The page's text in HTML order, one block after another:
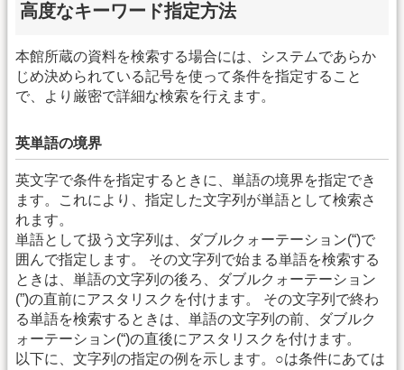
高度なキーワード指定方法
本館所蔵の資料を検索する場合には、システムであらか
じめ決められている記号を使って条件を指定すること
で、より厳密で詳細な検索を行えます。
英単語の境界
英文字で条件を指定するときに、単語の境界を指定でき
ます。これにより、指定した文字列が単語として検索さ
れます。
単語として扱う文字列は、ダブルクォーテーション(“)で
囲んで指定します。 その文字列で始まる単語を検索する
ときは、単語の文字列の後ろ、ダブルクォーテーション
(”)の直前にアスタリスクを付けます。 その文字列で終わ
る単語を検索するときは、単語の文字列の前、ダブルク
ォーテーション(“)の直後にアスタリスクを付けます。
以下に、文字列の指定の例を示します。○は条件にあては